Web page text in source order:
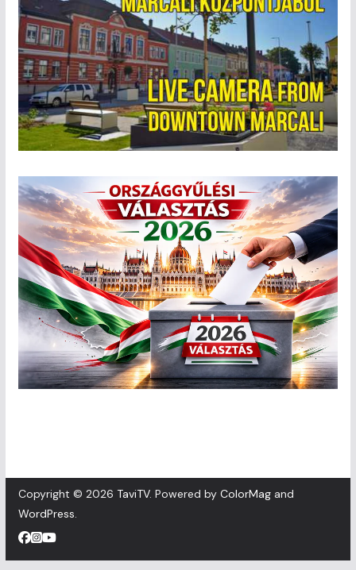
Copyright © 2026 TaviTV. Powered by ColorMagand
WordPress.